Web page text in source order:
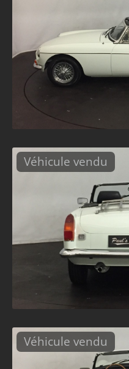
Véhicule vendu
Véhicule vendu